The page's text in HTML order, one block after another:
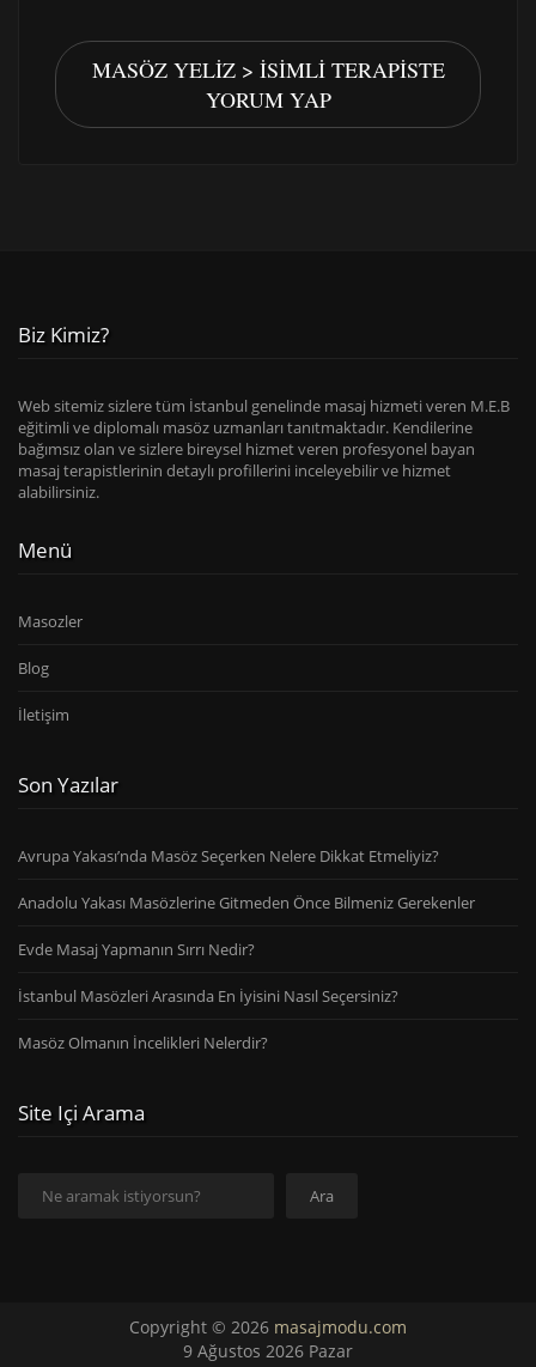
MASÖZ YELIZ > İSIMLI TERAPISTE
YORUM YAP
Biz Kimiz?
Web sitemiz sizlere tüm İstanbul genelinde masaj hizmeti veren M.E.B
eğitimli ve diplomalı masöz uzmanları tanıtmaktadır. Kendilerine
bağımsız olan ve sizlere bireysel hizmet veren profesyonel bayan
masaj terapistlerinin detaylı profillerini inceleyebilir ve hizmet
alabilirsiniz.
Menü
Masozler
Blog
İletişim
Son Yazılar
Avrupa Yakası’nda Masöz Seçerken Nelere Dikkat Etmeliyiz?
Anadolu Yakası Masözlerine Gitmeden Önce Bilmeniz Gerekenler
Evde Masaj Yapmanın Sırrı Nedir?
İstanbul Masözleri Arasında En İyisini Nasıl Seçersiniz?
Masöz Olmanın İncelikleri Nelerdir?
Site Içi Arama
Ara
Copyright © 2026 masajmodu.com
9 Ağustos 2026 Pazar